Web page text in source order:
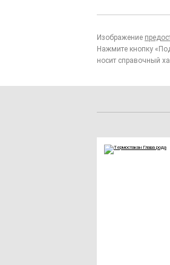
Изображение
Нажмите кнопку
носит справочный